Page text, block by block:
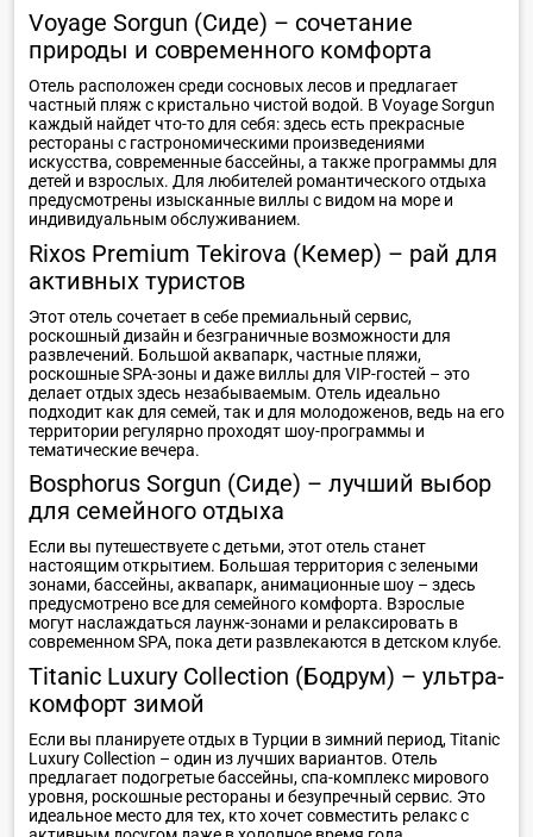
Voyage Sorgun (Сиде) – сочетание
природы и современного комфорта
Отель расположен среди сосновых лесов и предлагает
частный пляж с кристально чистой водой. В Voyage Sorgun
каждый найдет что-то для себя: здесь есть прекрасные
рестораны с гастрономическими произведениями
искусства, современные бассейны, а также программы для
детей и взрослых. Для любителей романтического отдыха
предусмотрены изысканные виллы с видом на море и
индивидуальным обслуживанием.
Rixos Premium Tekirova (Кемер) – рай для
активных туристов
Этот отель сочетает в себе премиальный сервис,
роскошный дизайн и безграничные возможности для
развлечений. Большой аквапарк, частные пляжи,
роскошные SPA-зоны и даже виллы для VIP-гостей – это
делает отдых здесь незабываемым. Отель идеально
подходит как для семей, так и для молодоженов, ведь на его
территории регулярно проходят шоу-программы и
тематические вечера.
Bosphorus Sorgun (Сиде) – лучший выбор
для семейного отдыха
Если вы путешествуете с детьми, этот отель станет
настоящим открытием. Большая территория с зелеными
зонами, бассейны, аквапарк, анимационные шоу – здесь
предусмотрено все для семейного комфорта. Взрослые
могут наслаждаться лаунж-зонами и релаксировать в
современном SPA, пока дети развлекаются в детском клубе.
Titanic Luxury Collection (Бодрум) – ультра-
комфорт зимой
Если вы планируете отдых в Турции в зимний период, Titanic
Luxury Collection – один из лучших вариантов. Отель
предлагает подогретые бассейны, спа-комплекс мирового
уровня, роскошные рестораны и безупречный сервис. Это
идеальное место для тех, кто хочет совместить релакс с